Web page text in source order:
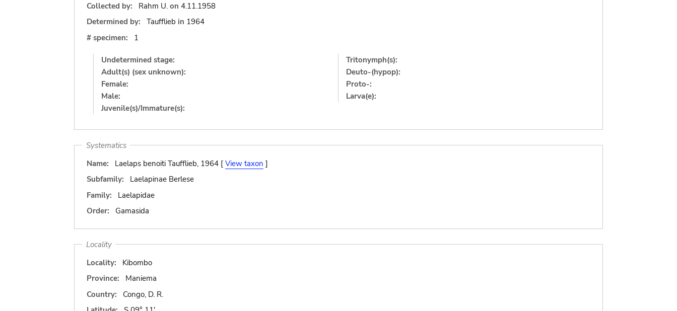
Collected by:
Rahm U. on 4.11.1958
Determined by:
Taufflieb in 1964
# specimen:
1
Undetermined stage:
Adult(s) (sex unknown):
Female:
Male:
Juvenile(s)/Immature(s):
Tritonymph(s):
Deuto-(hypop):
Proto-:
Larva(e):
Systematics
Name:
Laelaps benoiti Taufflieb, 1964 [ View taxon ]
Subfamily:
Laelapinae Berlese
Family:
Laelapidae
Order:
Gamasida
Locality
Locality:
Kibombo
Province:
Maniema
Country:
Congo, D. R.